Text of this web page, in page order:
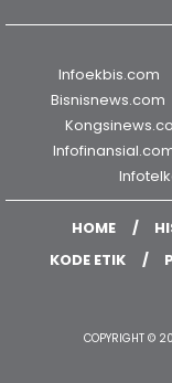
Infoekbis.com
Bisnisnews.com
HOME
KODE ETIK
COPYRIGHT ©